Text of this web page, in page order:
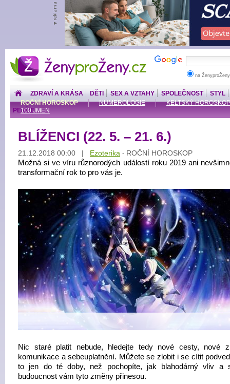
ŽenyproŽeny.cz
na
ZDRAVÍ A KRÁSA DĚTI SEX A VZTAHY SPOLEČNOST
STYL
ROČNÍ HOROSKOP
NUMEROLOGIE
KELTSKÝ HOROSKOP
100 JMEN
PENÍZE
BLÍŽENCI (22. 5. – 21. 6.)
21.12.2018 00:00 | Ezoterika - ROČNÍ HOROSKOP
Možná si ve víru různorodých událostí roku 2019 ani
transformační rok to pro vás je.
Nic staré platit nebude, hledejte tedy nové cesty, nové
komunikace a sebeuplatnění. Můžete se zlobit i se cítit
to jen do té doby, než pochopíte, jak blahodárný vliv a
budoucnost vám tyto změny přinesou.